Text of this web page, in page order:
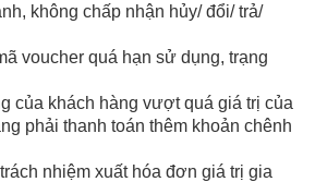
không chấp nhận hủy/ đổi/ trả/
voucher quá hạn sử dụng, trạng
của khách hàng vượt quá giá trị của
phải thanh toán thêm khoản chênh
nhiệm xuất hóa đơn giá trị gia